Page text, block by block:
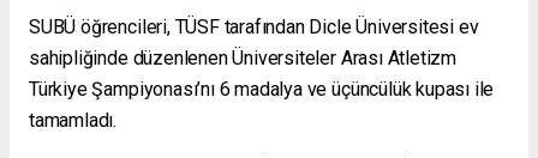
SUBÜ öğrencileri, TÜSF tarafından Dicle Üniversitesi ev
sahipliğinde düzenlenen Üniversiteler Arası Atletizm
Türkiye Şampiyonası’nı 6 madalya ve üçüncülük kupası ile
tamamladı.